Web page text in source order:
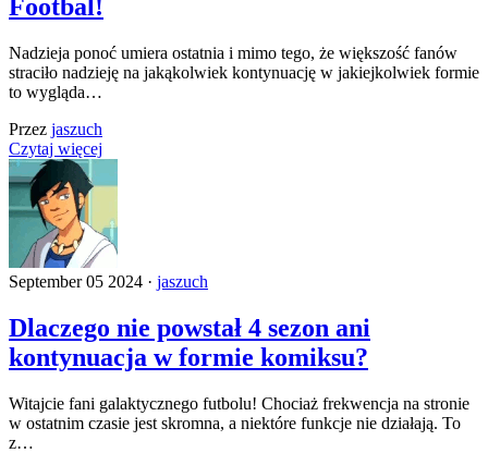
Footbal!
Nadzieja ponoć umiera ostatnia i mimo tego, że większość fanów
straciło nadzieję na jakąkolwiek kontynuację w jakiejkolwiek formie
to wygląda…
Przez jaszuch
Czytaj więcej
September 05 2024 · jaszuch
Dlaczego nie powstał 4 sezon ani
kontynuacja w formie komiksu?
Witajcie fani galaktycznego futbolu! Chociaż frekwencja na stronie
w ostatnim czasie jest skromna, a niektóre funkcje nie działają. To
z…